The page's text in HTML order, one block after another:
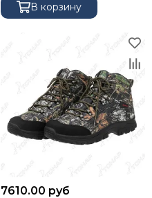
В корзину
7610.00 руб